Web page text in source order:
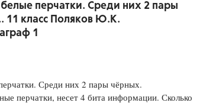
Школа
9 класс,
Разумовская М.М., Габриелян О.С.,
Рудзитис Г.Е., Цыбулько И.П.,Атанасян Л.С.,
перчатки. Среди них 2 пары
11 класс Поляков Ю.К.
1
Среди них 2 пары чёрных.
перчатки, несет 4 бита информации. Сколько